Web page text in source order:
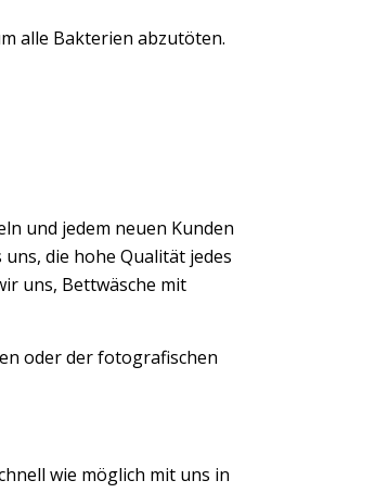
alle Bakterien abzutöten.
und jedem neuen Kunden
die hohe Qualität jedes
uns, Bettwäsche mit
oder der fotografischen
wie möglich mit uns in